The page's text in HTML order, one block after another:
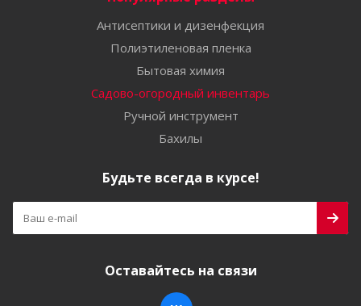
Антисептики и дизенфекция
Полиэтиленовая пленка
Бытовая химия
Садово-огородный инвентарь
Ручной инструмент
Бахилы
Будьте всегда в курсе!
Оставайтесь на связи